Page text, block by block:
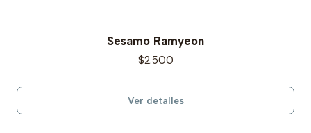
Sesamo Ramyeon
$2.500
Ver detalles